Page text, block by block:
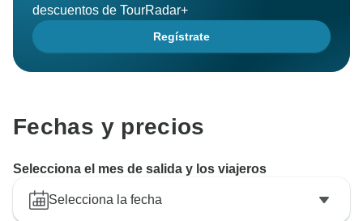
descuentos de TourRadar+
Regístrate
Fechas y precios
Selecciona el mes de salida y los viajeros
Selecciona la fecha